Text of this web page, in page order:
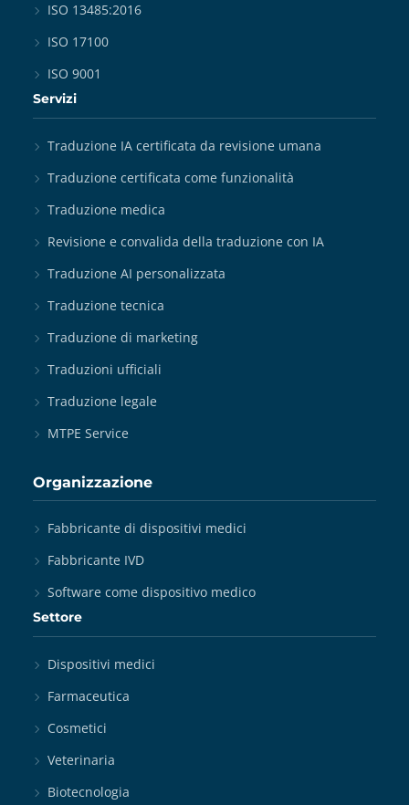
ISO 13485:2016
ISO 17100
ISO 9001
Servizi
Traduzione IA certificata da revisione umana
Traduzione certificata come funzionalità
Traduzione medica
Revisione e convalida della traduzione con IA
Traduzione AI personalizzata
Traduzione tecnica
Traduzione di marketing
Traduzioni ufficiali
Traduzione legale
MTPE Service
Organizzazione
Fabbricante di dispositivi medici
Fabbricante IVD
Software come dispositivo medico
Settore
Dispositivi medici
Farmaceutica
Cosmetici
Veterinaria
Biotecnologia